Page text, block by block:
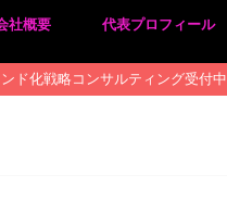
社概要 代表プロフィール
ド化戦略コンサルティング受付中